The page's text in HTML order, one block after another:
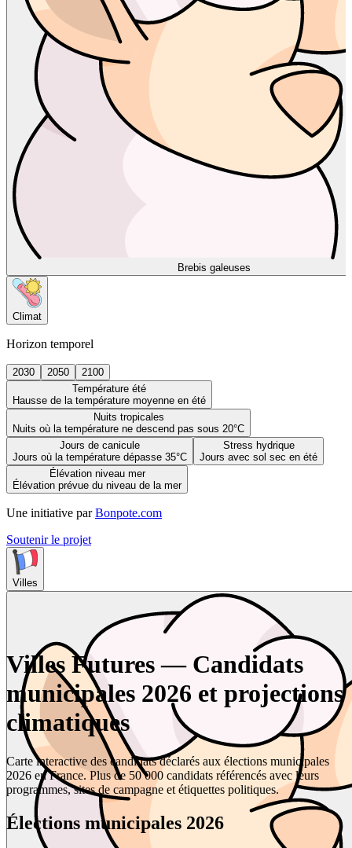
Brebis galeuses
Climat
Horizon temporel
2030 2050
2100
Température été
Hausse de la température moyenne en été
Nuits tropicales
Nuits où la température ne descend pas sous 20°C
Jours de canicule
Jours où la température dépasse 35°C
Stress hydrique
Jours avec sol sec en été
Élévation niveau mer
Élévation prévue du niveau de la mer
Une initiative par Bonpote.com
Soutenir le projet
Villes
Villes Futures — Candidats
municipales 2026 et projections
climatiques
Carte interactive des candidats déclarés aux élections municipales
2026 en France. Plus de 50 000 candidats référencés avec leurs
programmes, sites de campagne et étiquettes politiques.
Élections municipales 2026